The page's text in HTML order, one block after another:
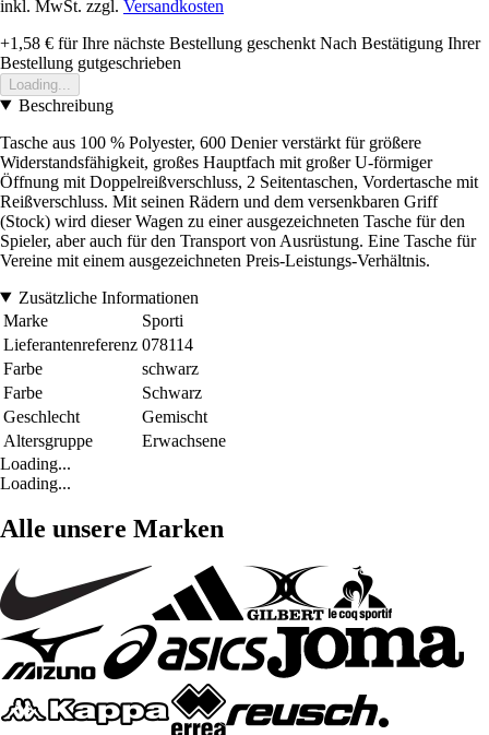
inkl. MwSt. zzgl. Versandkosten
+1,58 € für Ihre nächste Bestellung geschenkt Nach Bestätigung Ihrer
Bestellung gutgeschrieben
Loading...
Beschreibung
Tasche aus 100 % Polyester, 600 Denier verstärkt für größere
Widerstandsfähigkeit, großes Hauptfach mit großer U-förmiger
Öffnung mit Doppelreißverschluss, 2 Seitentaschen, Vordertasche mit
Reißverschluss. Mit seinen Rädern und dem versenkbaren Griff
(Stock) wird dieser Wagen zu einer ausgezeichneten Tasche für den
Spieler, aber auch für den Transport von Ausrüstung. Eine Tasche für
Vereine mit einem ausgezeichneten Preis-Leistungs-Verhältnis.
Zusätzliche Informationen
Marke
Sporti
Lieferantenreferenz 078114
Farbe
schwarz
Farbe
Schwarz
Geschlecht
Gemischt
Altersgruppe
Erwachsene
Loading...
Loading...
Alle unsere Marken